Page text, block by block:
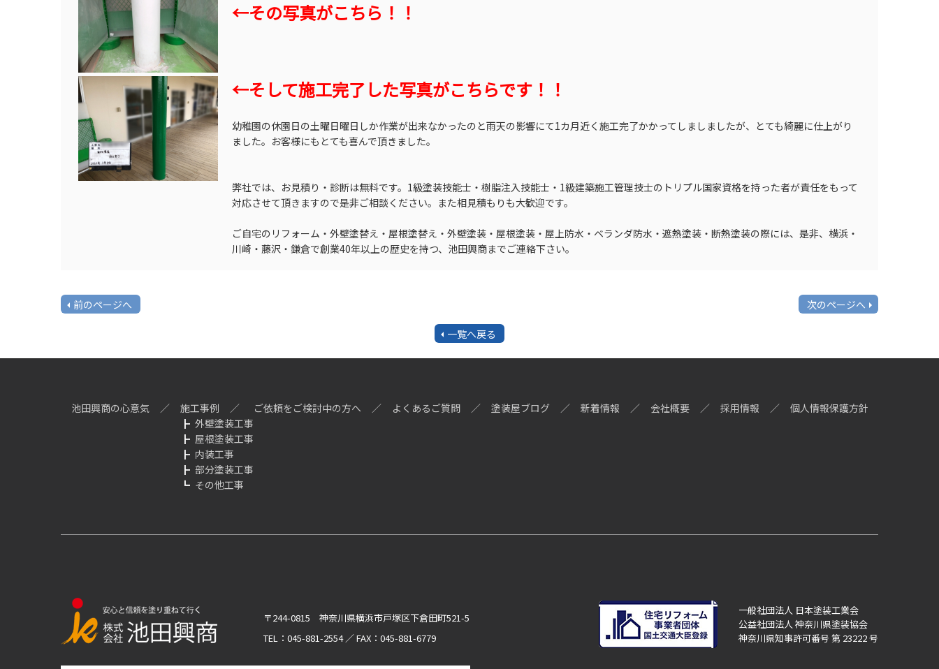
←その写真がこちら！！
←そして施工完了した写真がこちらです！！
幼稚園の休園日の土曜日曜日しか作業が出来なかったのと雨天の影響にて1カ月近く施工完了かかってしましましたが、とても綺麗に仕上がり
ました。お客様にもとても喜んで頂きました。
弊社では、お見積り・診断は無料です。1級塗装技能士・樹脂注入技能士・1級建築施工管理技士のトリプル国家資格を持った者が責任をもって
対応させて頂きますので是非ご相談ください。また相見積もりも大歓迎です。
ご自宅のリフォーム・外壁塗替え・屋根塗替え・外壁塗装・屋根塗装・屋上防水・ベランダ防水・遮熱塗装・断熱塗装の際には、是非、横浜・
川崎・藤沢・鎌倉で創業40年以上の歴史を持つ、池田興商までご連絡下さい。
前のページへ 次のページへ
一覧へ戻る
池田興商の心意気
施工事例
外壁塗装工事
屋根塗装工事
内装工事
部分塗装工事
その他工事
ご依頼をご検討中の方へ よくあるご質問 塗装屋ブログ 新着情報 会社概要 採用情報 個人情報保護方針
〒244-0815 神奈川県横浜市戸塚区下倉田町521-5
TEL：045-881-2554 ／ FAX：045-881-6779
一般社団法人 日本塗装工業会
公益社団法人 神奈川県塗装協会
神奈川県知事許可番号 第 23222 号